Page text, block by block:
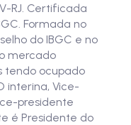
RJ. Certificada
Formada no
do IBGC e no
mercado
tendo ocupado
interina, Vice-
presidente
é Presidente do